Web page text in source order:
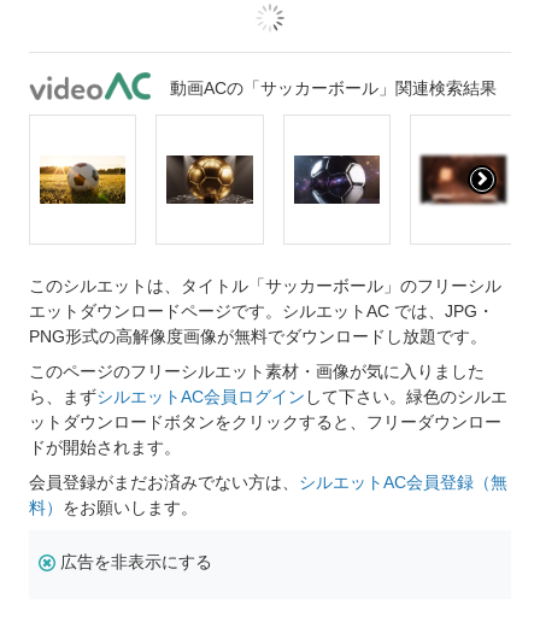
動画ACの「サッカーボール」関連検索結果
このシルエットは、タイトル「サッカーボール」のフリーシル
エットダウンロードページです。シルエットAC では、JPG・
PNG形式の高解像度画像が無料でダウンロードし放題です。
このページのフリーシルエット素材・画像が気に入りました
ら、まずシルエットAC会員ログイン して下さい。緑色のシルエ
ットダウンロードボタンをクリックすると、フリーダウンロー
ドが開始されます。
会員登録がまだお済みでない方は、 シルエットAC会員登録（無
料） をお願いします。
広告を非表示にする